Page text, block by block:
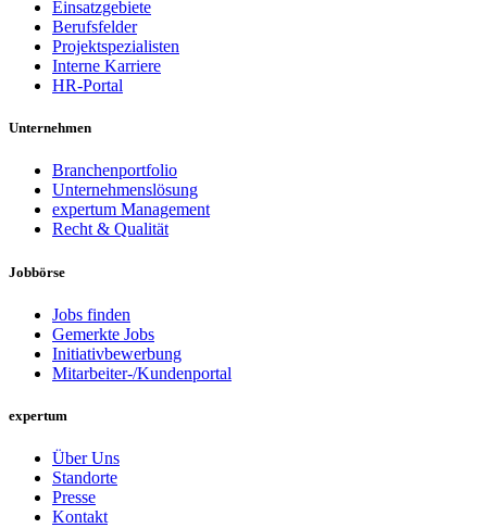
Einsatzgebiete
Berufsfelder
Projektspezialisten
Interne Karriere
HR-Portal
Unternehmen
Branchenportfolio
Unternehmenslösung
expertum Management
Recht & Qualität
Jobbörse
Jobs finden
Gemerkte Jobs
Initiativbewerbung
Mitarbeiter-/Kundenportal
expertum
Über Uns
Standorte
Presse
Kontakt